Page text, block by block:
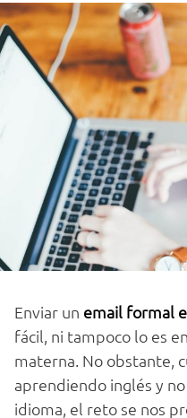
Enviar un email formal
fácil, ni tampoco lo es
materna. No obstante,
aprendiendo inglés y
idioma, el reto se nos